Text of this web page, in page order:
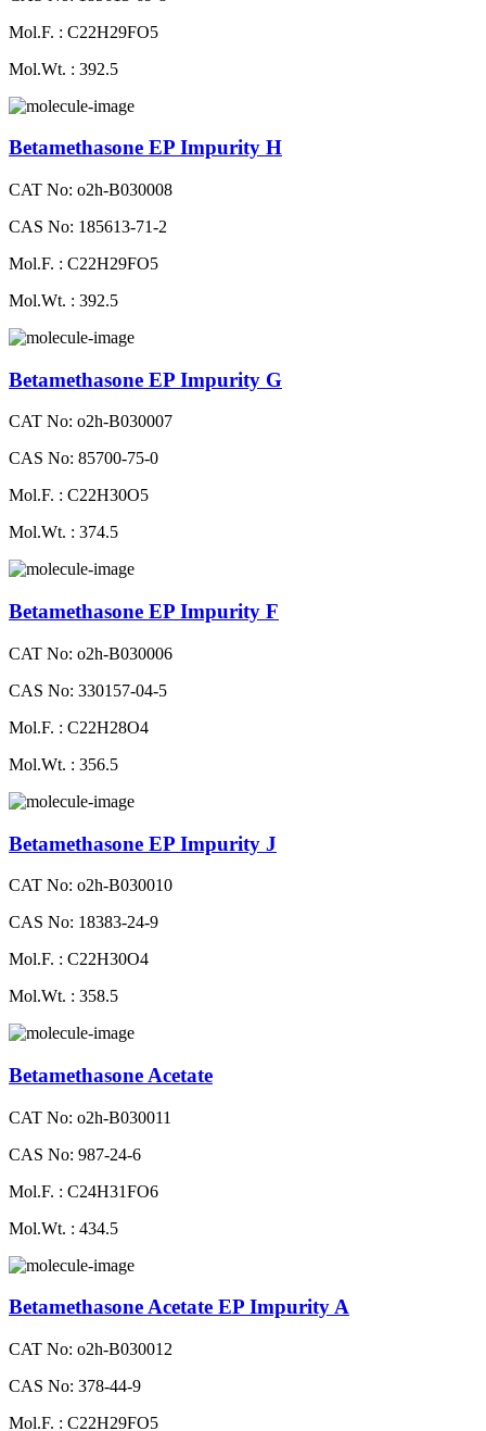
Mol.F. : C22H29FO5
Mol.Wt. : 392.5
Betamethasone EP Impurity H
CAT No: o2h-B030008
CAS No: 185613-71-2
Mol.F. : C22H29FO5
Mol.Wt. : 392.5
Betamethasone EP Impurity G
CAT No: o2h-B030007
CAS No: 85700-75-0
Mol.F. : C22H30O5
Mol.Wt. : 374.5
Betamethasone EP Impurity F
CAT No: o2h-B030006
CAS No: 330157-04-5
Mol.F. : C22H28O4
Mol.Wt. : 356.5
Betamethasone EP Impurity J
CAT No: o2h-B030010
CAS No: 18383-24-9
Mol.F. : C22H30O4
Mol.Wt. : 358.5
Betamethasone Acetate
CAT No: o2h-B030011
CAS No: 987-24-6
Mol.F. : C24H31FO6
Mol.Wt. : 434.5
Betamethasone Acetate EP Impurity A
CAT No: o2h-B030012
CAS No: 378-44-9
Mol.F. : C22H29FO5